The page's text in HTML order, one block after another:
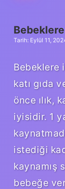
Tarih: Eylül 11,
Bebeklere
katı gıda
önce ılık,
iyisidir. 1
istediği
kaynamış
bebeğe